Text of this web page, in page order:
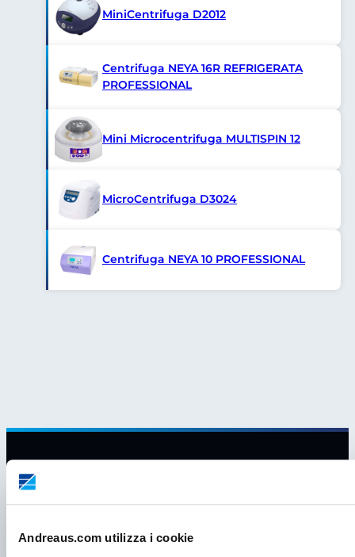
Andreaus.com utilizza i cookie
MiniCentrifuga D2012
Centrifuga NEYA 16R REFRIGERATA
PROFESSIONAL
Mini Microcentrifuga MULTISPIN 12
MicroCentrifuga D3024
Centrifuga NEYA 10 PROFESSIONAL